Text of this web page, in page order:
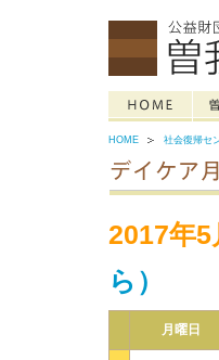
HOME 社会復帰セ
2017年
ら）
月曜日